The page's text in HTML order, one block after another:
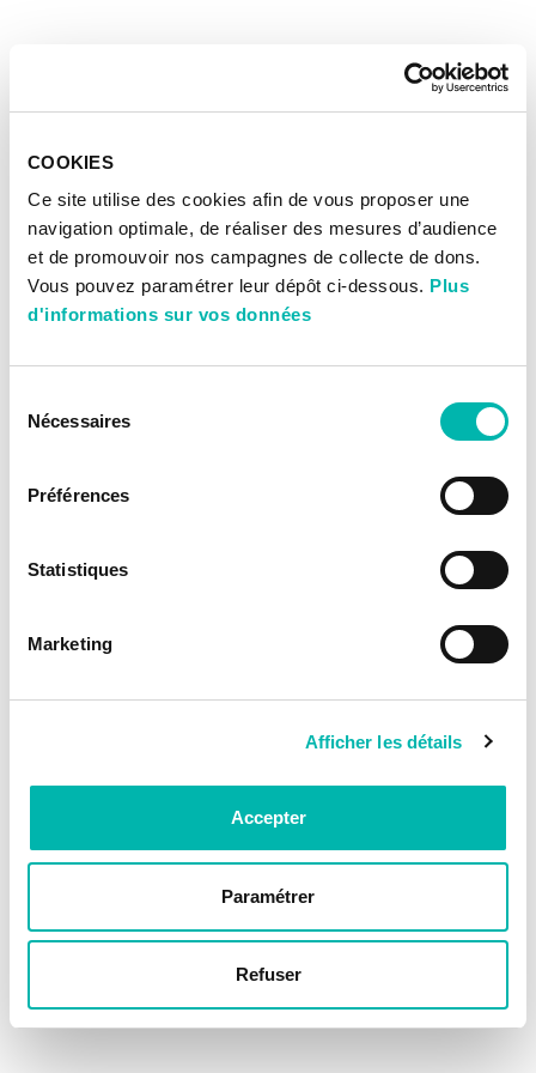
COOKIES
Ce site utilise des cookies afin de vous proposer une
navigation optimale, de réaliser des mesures d’audience
et de promouvoir nos campagnes de collecte de dons.
Vous pouvez paramétrer leur dépôt ci-dessous. Plus
d'informations sur vos données
Nécessaires
Préférences
Statistiques
Marketing
Afficher les détails
Accepter
Paramétrer
Refuser